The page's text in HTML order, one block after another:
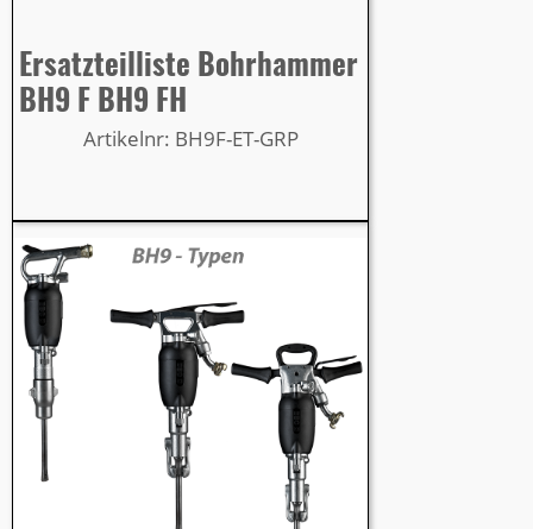
Ersatzteilliste Bohrhammer
BH9 F BH9 FH
Artikelnr: BH9F-ET-GRP